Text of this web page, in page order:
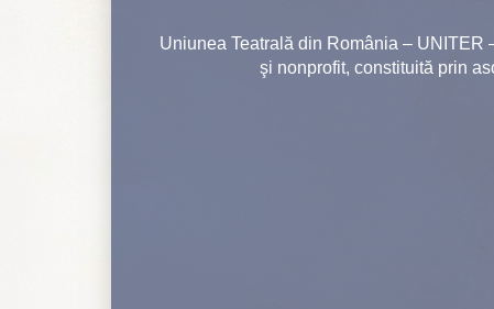
Uniunea Teatrală din România –
şi nonprofit, constituită prin